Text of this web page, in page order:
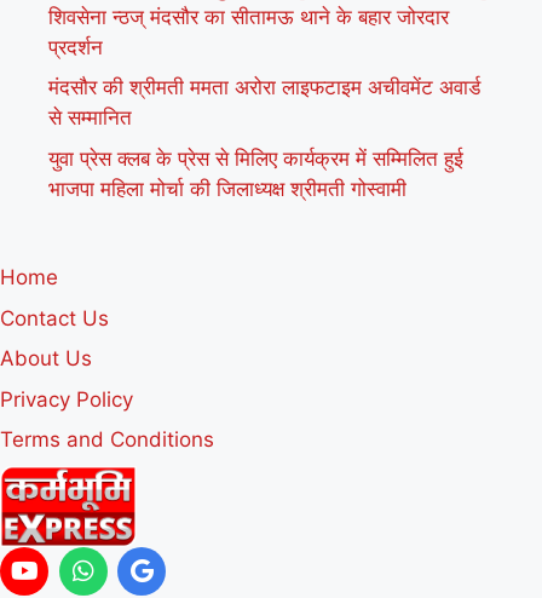
शिवसेना न्ठज् मंदसौर का सीतामऊ थाने के बहार जोरदार
प्रदर्शन
मंदसौर की श्रीमती ममता अरोरा लाइफटाइम अचीवमेंट अवार्ड
से सम्मानित
युवा प्रेस क्लब के प्रेस से मिलिए कार्यक्रम में सम्मिलित हुई
भाजपा महिला मोर्चा की जिलाध्यक्ष श्रीमती गोस्वामी
Home
Contact Us
About Us
Privacy Policy
Terms and Conditions